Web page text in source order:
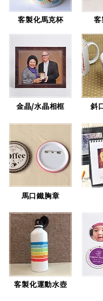
客製化馬克杯
金晶/水晶相框
馬口鐵胸章
客製化運動水壺
客
斜